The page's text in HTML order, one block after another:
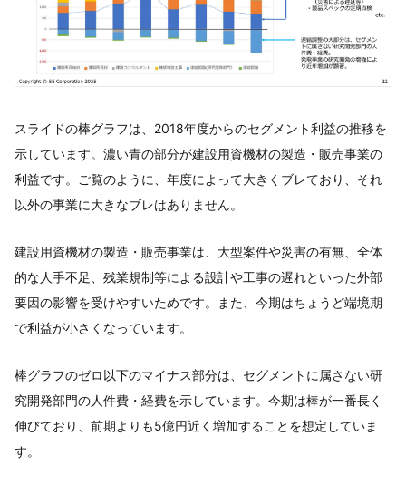
スライドの棒グラフは、2018年度からのセグメント利益の推移を
示しています。濃い青の部分が建設用資機材の製造・販売事業の
利益です。ご覧のように、年度によって大きくブレており、それ
以外の事業に大きなブレはありません。
建設用資機材の製造・販売事業は、大型案件や災害の有無、全体
的な人手不足、残業規制等による設計や工事の遅れといった外部
要因の影響を受けやすいためです。また、今期はちょうど端境期
で利益が小さくなっています。
棒グラフのゼロ以下のマイナス部分は、セグメントに属さない研
究開発部門の人件費・経費を示しています。今期は棒が一番長く
伸びており、前期よりも5億円近く増加することを想定していま
す。